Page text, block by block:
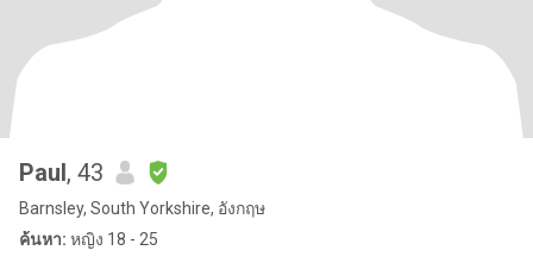
Paul, 43
Barnsley, South Yorkshire, อังกฤษ
ค้นหา: หญิง 18 - 25